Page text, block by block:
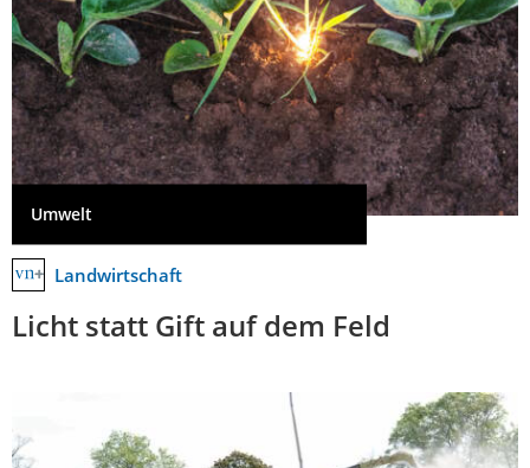
Umwelt
Landwirtschaft
Licht statt Gift auf dem Feld